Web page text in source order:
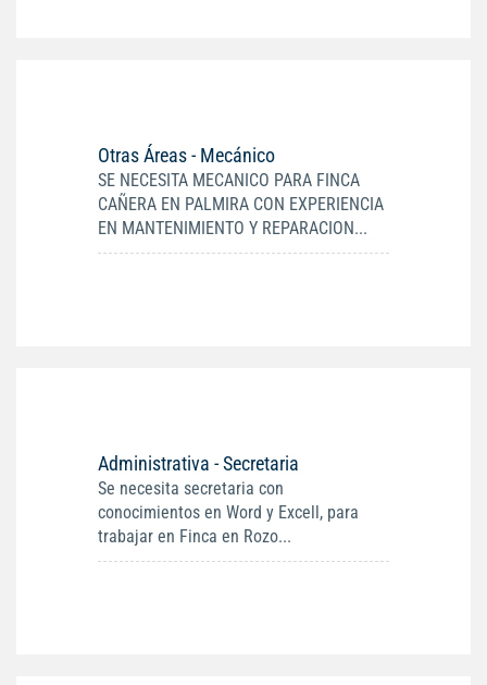
Otras Áreas - Mecánico
SE NECESITA MECANICO PARA FINCA
CAÑERA EN PALMIRA CON EXPERIENCIA
EN MANTENIMIENTO Y REPARACION...
Administrativa - Secretaria
Se necesita secretaria con
conocimientos en Word y Excell, para
trabajar en Finca en Rozo...